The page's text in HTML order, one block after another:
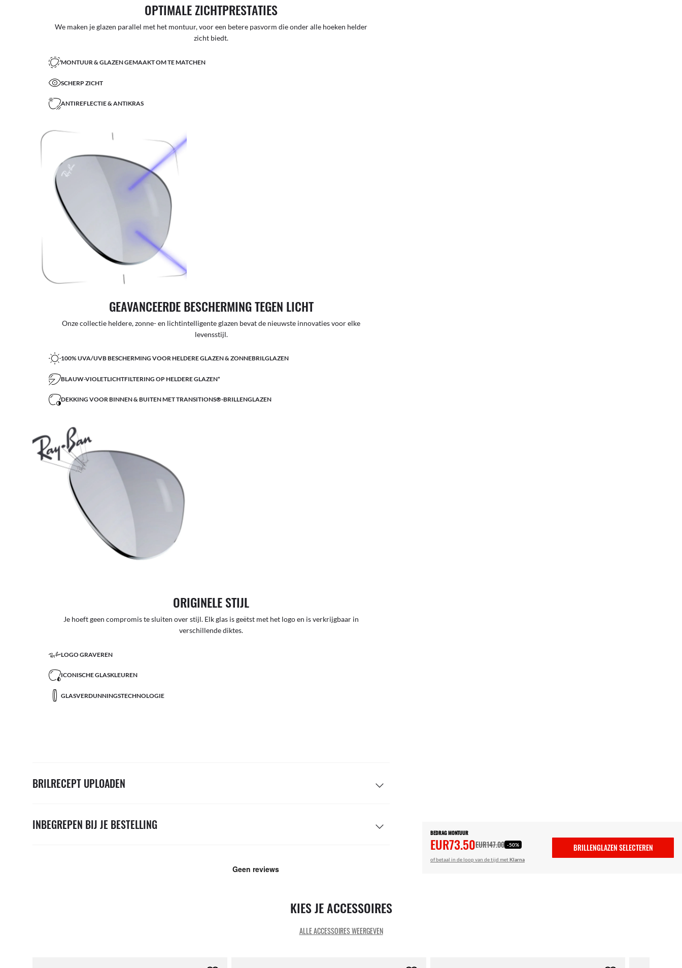
OPTIMALE ZICHTPRESTATIES
We maken je glazen parallel met het montuur, voor een betere pasvorm die onder alle hoeken helder
zicht biedt.
MONTUUR & GLAZEN GEMAAKT OM TE MATCHEN
SCHERP ZICHT
ANTIREFLECTIE & ANTIKRAS
GEAVANCEERDE BESCHERMING TEGEN LICHT
Onze collectie heldere, zonne- en lichtintelligente glazen bevat de nieuwste innovaties voor elke
levensstijl.
100% UVA/UVB BESCHERMING VOOR HELDERE GLAZEN & ZONNEBRILGLAZEN
BLAUW-VIOLETLICHTFILTERING OP HELDERE GLAZEN*
DEKKING VOOR BINNEN & BUITEN MET TRANSITIONS®-BRILLENGLAZEN
ORIGINELE STIJL
Je hoeft geen compromis te sluiten over stijl. Elk glas is geëtst met het logo en is verkrijgbaar in
verschillende diktes.
LOGO GRAVEREN
ICONISCHE GLASKLEUREN
GLASVERDUNNINGSTECHNOLOGIE
BRILRECEPT UPLOADEN
INBEGREPEN BIJ JE BESTELLING
BEDRAG MONTUUR
EUR73.50EUR147.00 -50%
of betaal in de loop van de tijd metKlarna
BRILLENGLAZEN SELECTEREN
KIES JE ACCESSOIRES
ALLE ACCESSOIRES WEERGEVEN